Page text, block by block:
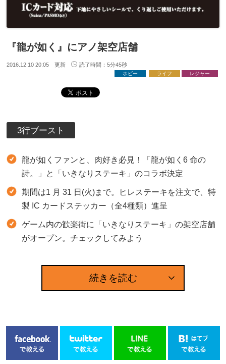
『龍が如く』にアノ架空店舗
2016.12.10 20:05 更新 読了時間：5分45秒
ホビー ライフ レジャー
3行ブースト
龍が如くファンと、肉好き必見！「龍が如く6 命の
詩。」と「いきなりステーキ」のコラボ決定
期間は1 月 31 日(火)まで。ヒレステーキを注文で、特
製 IC カードステッカー（全4種類）進呈
ゲーム内の歓楽街に「いきなりステーキ」の架空店舗
がオープン。チェックしてみよう
続きを読む